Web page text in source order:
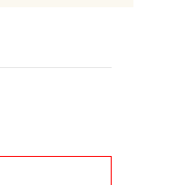
なります。